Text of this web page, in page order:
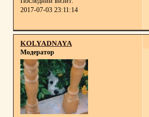
2017-07-03 23:11:14
KOLYADNAYA
Модератор